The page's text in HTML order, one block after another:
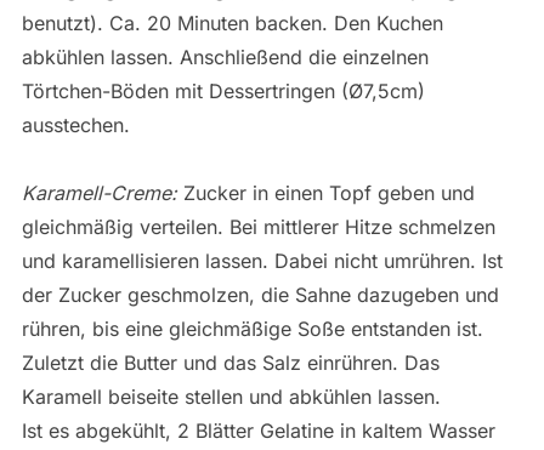
benutzt). Ca. 20 Minuten backen. Den Kuchen
abkühlen lassen. Anschließend die einzelnen
Törtchen-Böden mit Dessertringen (Ø7,5cm)
ausstechen.
Karamell-Creme: Zucker in einen Topf geben und
gleichmäßig verteilen. Bei mittlerer Hitze schmelzen
und karamellisieren lassen. Dabei nicht umrühren. Ist
der Zucker geschmolzen, die Sahne dazugeben und
rühren, bis eine gleichmäßige Soße entstanden ist.
Zuletzt die Butter und das Salz einrühren. Das
Karamell beiseite stellen und abkühlen lassen.
Ist es abgekühlt, 2 Blätter Gelatine in kaltem Wasser